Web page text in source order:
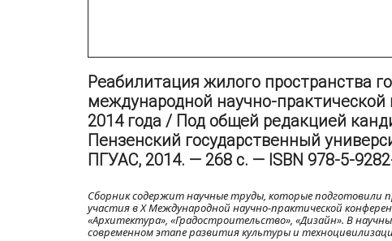
Реабилитация жилого пространства
международной научно-
2014 года / Под общей редакцией
Пензенский государственный
ПГУАС, 2014. — 268 с. — ISBN 978-5-
Сборник содержит научные труды, которые подготовили
участия в Х Международной научно-практической
«Архитектура», «Градостроительство», «Дизайн». В
современном этапе развития культуры и